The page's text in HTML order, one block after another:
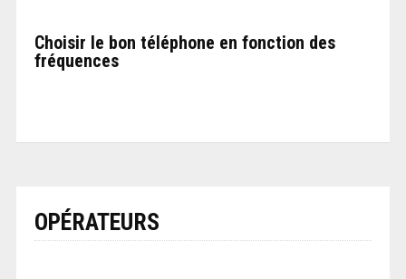
Choisir le bon téléphone en fonction des
fréquences
OPÉRATEURS